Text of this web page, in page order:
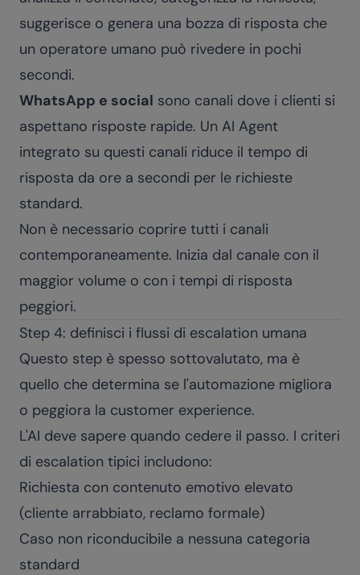
suggerisce o genera una bozza di risposta che
un operatore umano può rivedere in pochi
secondi.
WhatsApp e social sono canali dove i clienti si
aspettano risposte rapide. Un AI Agent
integrato su questi canali riduce il tempo di
risposta da ore a secondi per le richieste
standard.
Non è necessario coprire tutti i canali
contemporaneamente. Inizia dal canale con il
maggior volume o con i tempi di risposta
peggiori.
Step 4: definisci i flussi di escalation umana
Questo step è spesso sottovalutato, ma è
quello che determina se l'automazione migliora
o peggiora la customer experience.
L'AI deve sapere quando cedere il passo. I criteri
di escalation tipici includono:
Richiesta con contenuto emotivo elevato
(cliente arrabbiato, reclamo formale)
Caso non riconducibile a nessuna categoria
standard